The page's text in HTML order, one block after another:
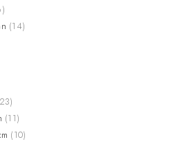
(14)
(11)
(10)